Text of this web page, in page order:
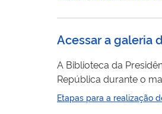
Acessar a galeria
A Biblioteca da
República durante o
Biblioteca da
acesso aos cidadãos
Etapas para a realização